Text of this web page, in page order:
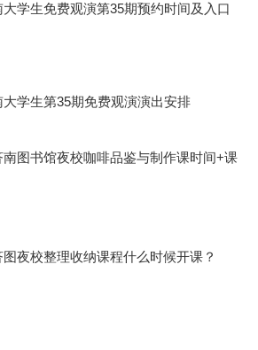
大学生免费观演第35期预约时间及入口
大学生第35期免费观演演出安排
南图书馆夜校咖啡品鉴与制作课时间+课
图夜校整理收纳课程什么时候开课？